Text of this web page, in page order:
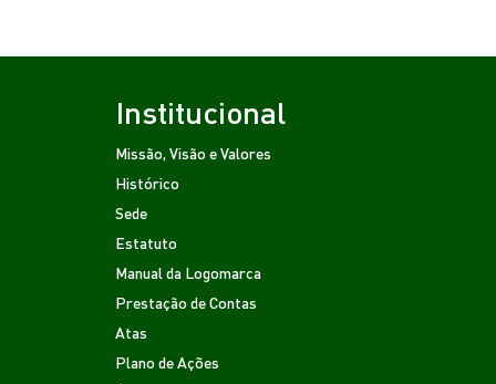
Institucional
Missão, Visão e Valores
Histórico
Sede
Estatuto
Manual da Logomarca
Prestação de Contas
Atas
Plano de Ações